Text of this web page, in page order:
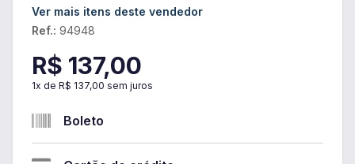
Ver mais itens deste vendedor
Ref.: 94948
R$ 137,00
1x de R$ 137,00 sem juros
Boleto